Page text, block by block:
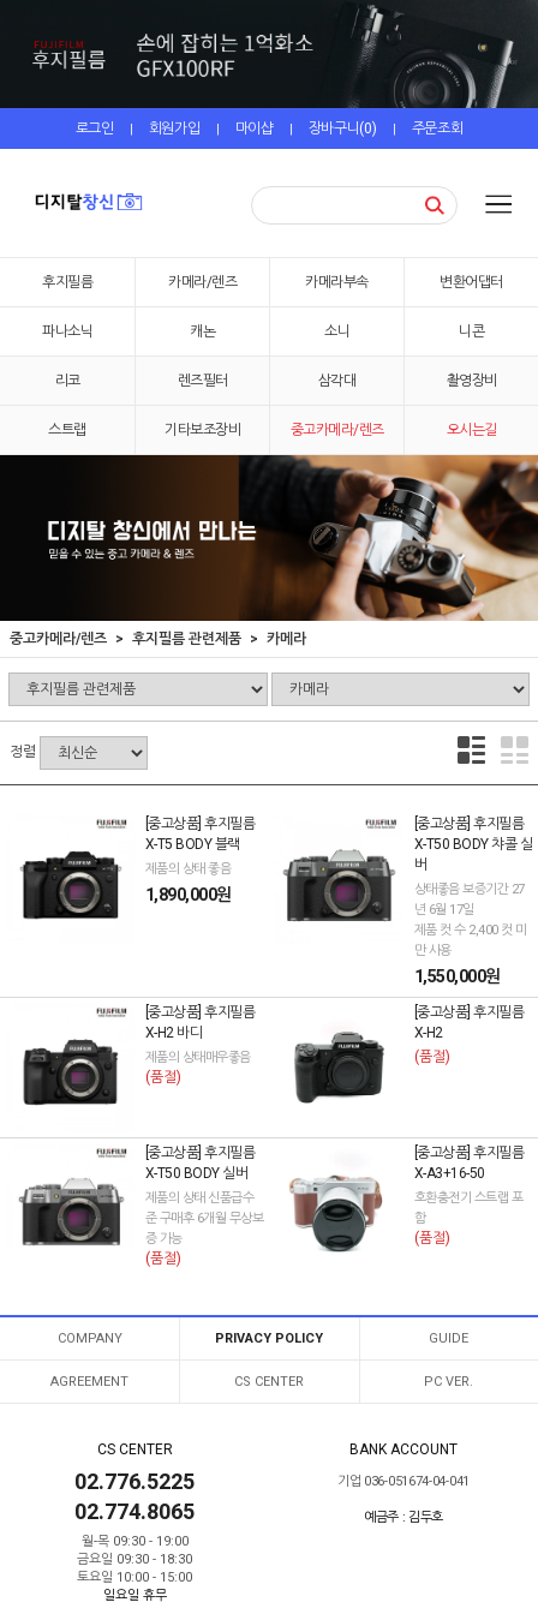
로그인 | 회원가입 | 마이샵 | 장바구니(0) | 주문조회
후지필름 카메라/렌즈 카메라부속 변환어댑터
파나소닉 캐논 소니 니콘
리코 렌즈필터 삼각대 촬영장비
스트랩 기타보조장비 중고카메라/렌즈 오시는길
중고카메라/렌즈 후지필름 관련제품 카메라
정렬
[중고상품] 후지필름
X-T5 BODY 블랙
제품의 상태 좋음
1,890,000원
[중고상품] 후지필름
X-T50 BODY 챠콜 실
버
상태좋음 보증기간 27
년 6월 17일
제품 컷 수 2,400 컷 미
만 사용
1,550,000원
[중고상품] 후지필름
X-H2 바디
제품의 상태매우좋음
(품절)
[중고상품] 후지필름
X-H2
(품절)
[중고상품] 후지필름
X-T50 BODY 실버
제품의 상태 신품급수
준 구매후 6개월 무상보
증 가능
(품절)
[중고상품] 후지필름
X-A3+16-50
호환충전기 스트랩 포
함
(품절)
COMPANY PRIVACY POLICY GUIDE
AGREEMENT CS CENTER PC VER.
CS CENTER
02.776.5225
02.774.8065
월-목 09:30 - 19:00
금요일 09:30 - 18:30
토요일 10:00 - 15:00
일요일 휴무
BANK ACCOUNT
기업 036-051674-04-041
예금주 : 김두호